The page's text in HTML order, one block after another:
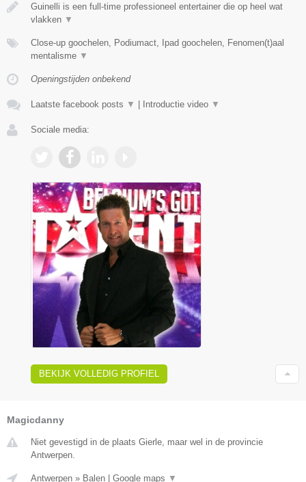
Guinelli is een full-time professioneel entertainer die op heel wat
vlakken ▼
Close-up goochelen, Podiumact, Ipad goochelen, Fenomen(t)aal
mentalisme ▼
Openingstijden onbekend
Laatste facebook posts ▼ Introductie video ▼
Sociale media:
BEKIJK VOLLEDIG PROFIEL
Magicdanny
Niet gevestigd in de plaats Gierle, maar wel in de provincie
Antwerpen.
Antwerpen » Balen Google maps ▼